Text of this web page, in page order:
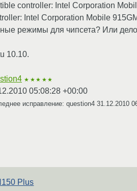
controller: Intel Corporation
Intel Corporation Mobile
режимы для чипсета? Или
10.10.
★★★★★
05:08:28 +00:00
исправление: question4 31.12.2010
Plus